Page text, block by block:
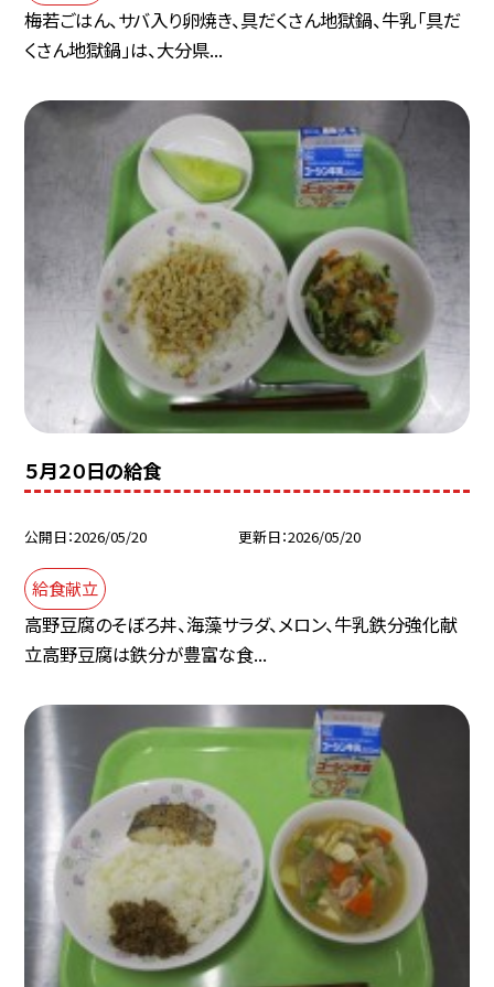
梅若ごはん、サバ入り卵焼き、具だくさん地獄鍋、牛乳「具だ
くさん地獄鍋」は、大分県...
５月２０日の給食
公開日 2026/05/20 更新日 2026/05/20
給食献立
高野豆腐のそぼろ丼、海藻サラダ、メロン、牛乳鉄分強化献
立高野豆腐は鉄分が豊富な食...